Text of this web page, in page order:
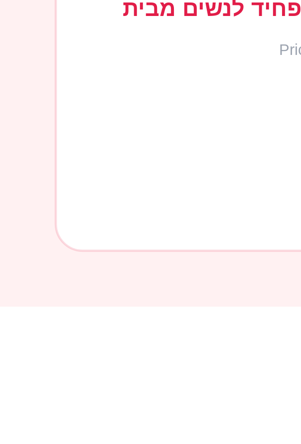
שלכם. כמו כן, אתם לא מתחייבים אליהם בשום אופן ולכן כל משלוח הבא תוכלו